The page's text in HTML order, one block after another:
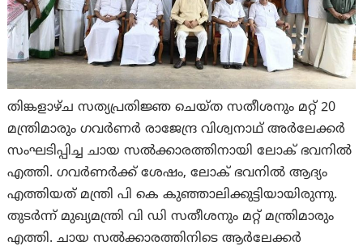
തിങ്കളാഴ്ച സത്യപ്രതിജ്ഞ ചെയ്ത സതീശനും മറ്റ് 20
മന്ത്രിമാരും ഗവർണർ രാജേന്ദ്ര വിശ്വനാഥ് അർലേക്കർ
സംഘടിപ്പിച്ച ചായ സൽക്കാരത്തിനായി ലോക് ഭവനിൽ
എത്തി. ഗവർണർക്ക് ശേഷം, ലോക് ഭവനിൽ ആദ്യം
എത്തിയത് മന്ത്രി പി കെ കുഞ്ഞാലിക്കുട്ടിയായിരുന്നു.
തുടര്‍ന്ന് മുഖ്യമന്ത്രി വി ഡി സതീശനും മറ്റ് മന്ത്രിമാരും
എത്തി. ചായ സല്‍ക്കാരത്തിനിടെ ആർലേക്കർ